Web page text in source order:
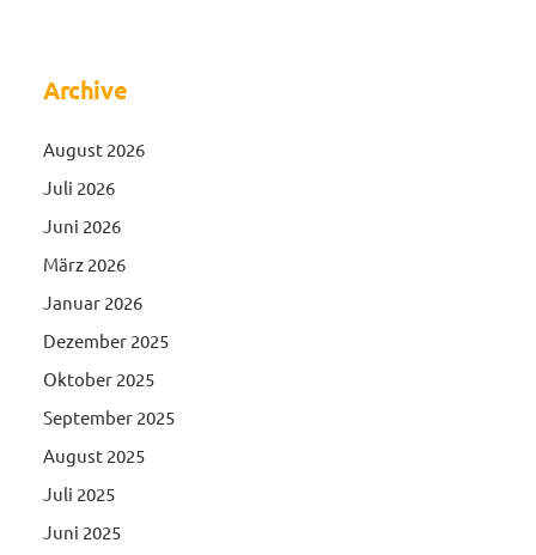
Archive
August 2026
Juli 2026
Juni 2026
März 2026
Januar 2026
Dezember 2025
Oktober 2025
September 2025
August 2025
Juli 2025
Juni 2025